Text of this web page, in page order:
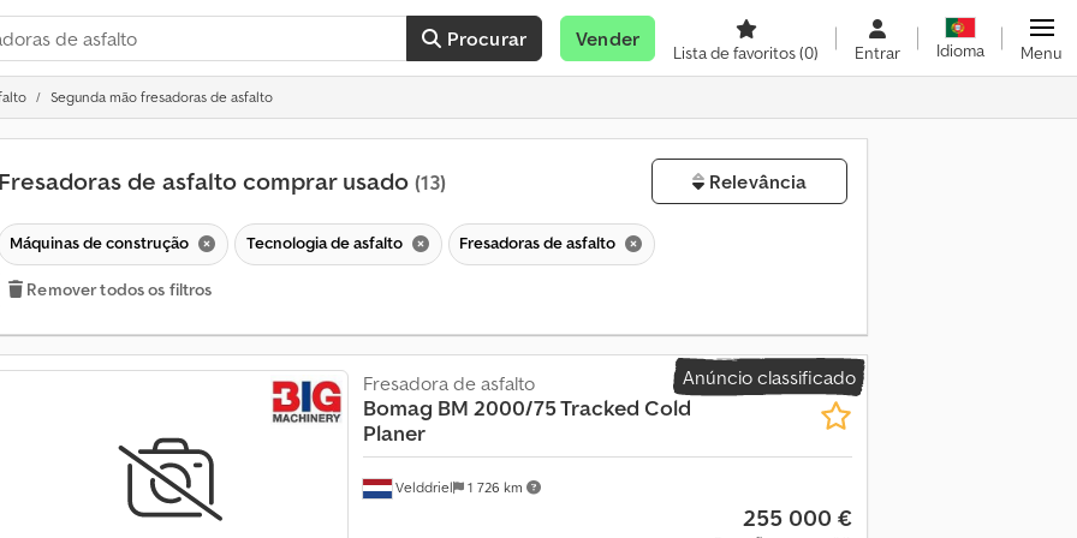
Procurar Vender
Lista de favoritos(0) Entrar Idioma Menu
Segunda mão fresadoras de asfalto
Fresadoras de asfalto comprar usado (13) Relevância
Máquinas de construção Tecnologia de asfalto Fresadoras de asfalto
Remover todos os filtros
Anúncio classificado
Velddriel 1 726 km
Fresadora de asfalto
Bomag BM 2000/75 Tracked Cold
Planer
255 000 €
V
e
n